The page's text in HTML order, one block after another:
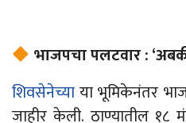
भाजपचा पलटवार :
शिवसेनेच्याया भूमिकेनंतर
जाहीर केली. ठाण्यातील